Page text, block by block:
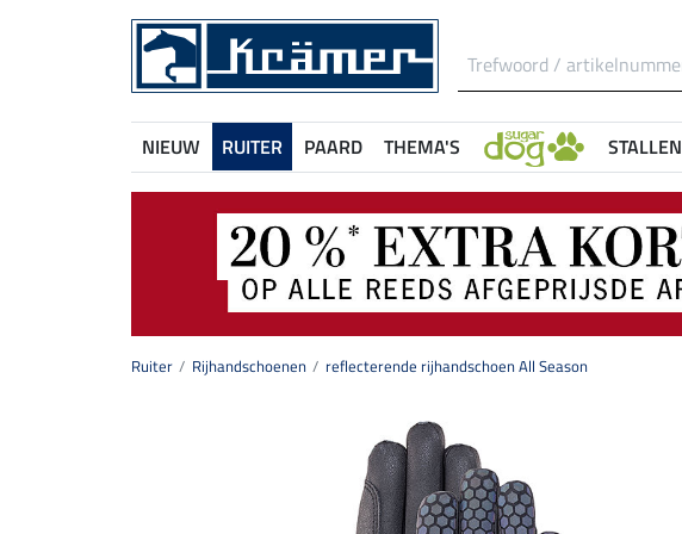
NIEUW RUITER PAARD THEMA'S STALLEN
Ruiter Rijhandschoenen reflecterende rijhandschoen All Season